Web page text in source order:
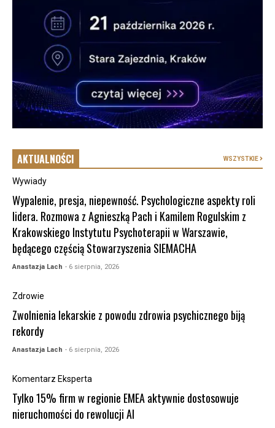
AKTUALNOŚCI WSZYSTKIE
Wywiady
Wypalenie, presja, niepewność. Psychologiczne aspekty roli
lidera. Rozmowa z Agnieszką Pach i Kamilem Rogulskim z
Krakowskiego Instytutu Psychoterapii w Warszawie,
będącego częścią Stowarzyszenia SIEMACHA
Anastazja Lach - 6 sierpnia, 2026
Zdrowie
Zwolnienia lekarskie z powodu zdrowia psychicznego biją
rekordy
Anastazja Lach - 6 sierpnia, 2026
Komentarz Eksperta
Tylko 15% firm w regionie EMEA aktywnie dostosowuje
nieruchomości do rewolucji AI